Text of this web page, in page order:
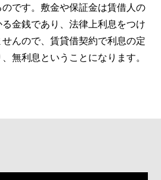
です。敷金や保証金は賃借人の
金銭であり、法律上利息をつけ
んので、賃貸借契約で利息の定
無利息ということになります。